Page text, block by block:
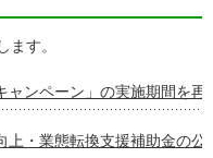
す。
ンペーン」の実施期間を再
・業態転換支援補助金の公